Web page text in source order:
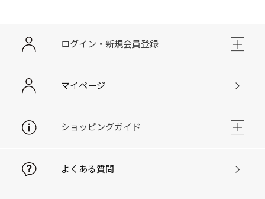
ログイン・新規会員登録
マイページ
ショッピングガイド
よくある質問